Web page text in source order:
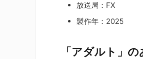
放送局：FX
製作年：2025
「アダルト」